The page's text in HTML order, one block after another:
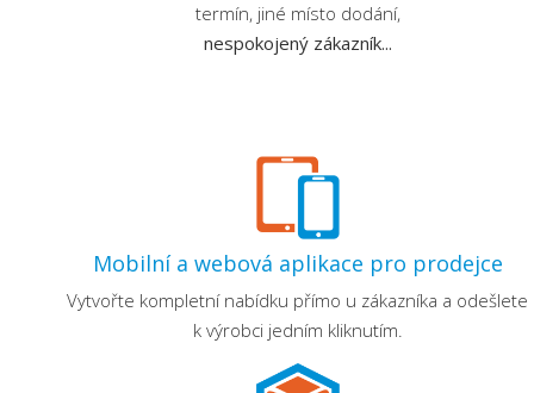
termín, jiné místo dodání,
nespokojený zákazník...
Mobilní a webová aplikace pro prodejce
Vytvořte kompletní nabídku přímo u zákazníka a odešlete
k výrobci jedním kliknutím.